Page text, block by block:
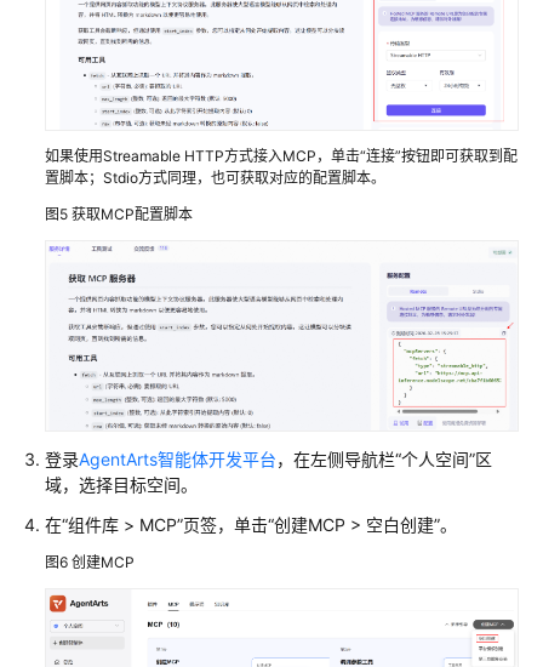
示
例：
速
接
ModelScope
塔
区
MCP
工
集
建
MCP
MCP
如果使用Streamable HTTP方式接入MCP，单击“连接”按钮即可获取到配
置脚本；Stdio方式同理，也可获取对应的配置脚本。
图5 获取MCP配置脚本
登录AgentArts智能体开发平台，在左侧导航栏“个人空间”区
域，选择目标空间。
在“组件库 > MCP”页签，单击“创建MCP > 空白创建”。
图6 创建MCP